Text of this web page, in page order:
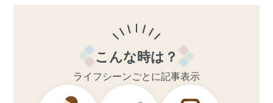
こんな時は？
ライフシーンごとに記事表示